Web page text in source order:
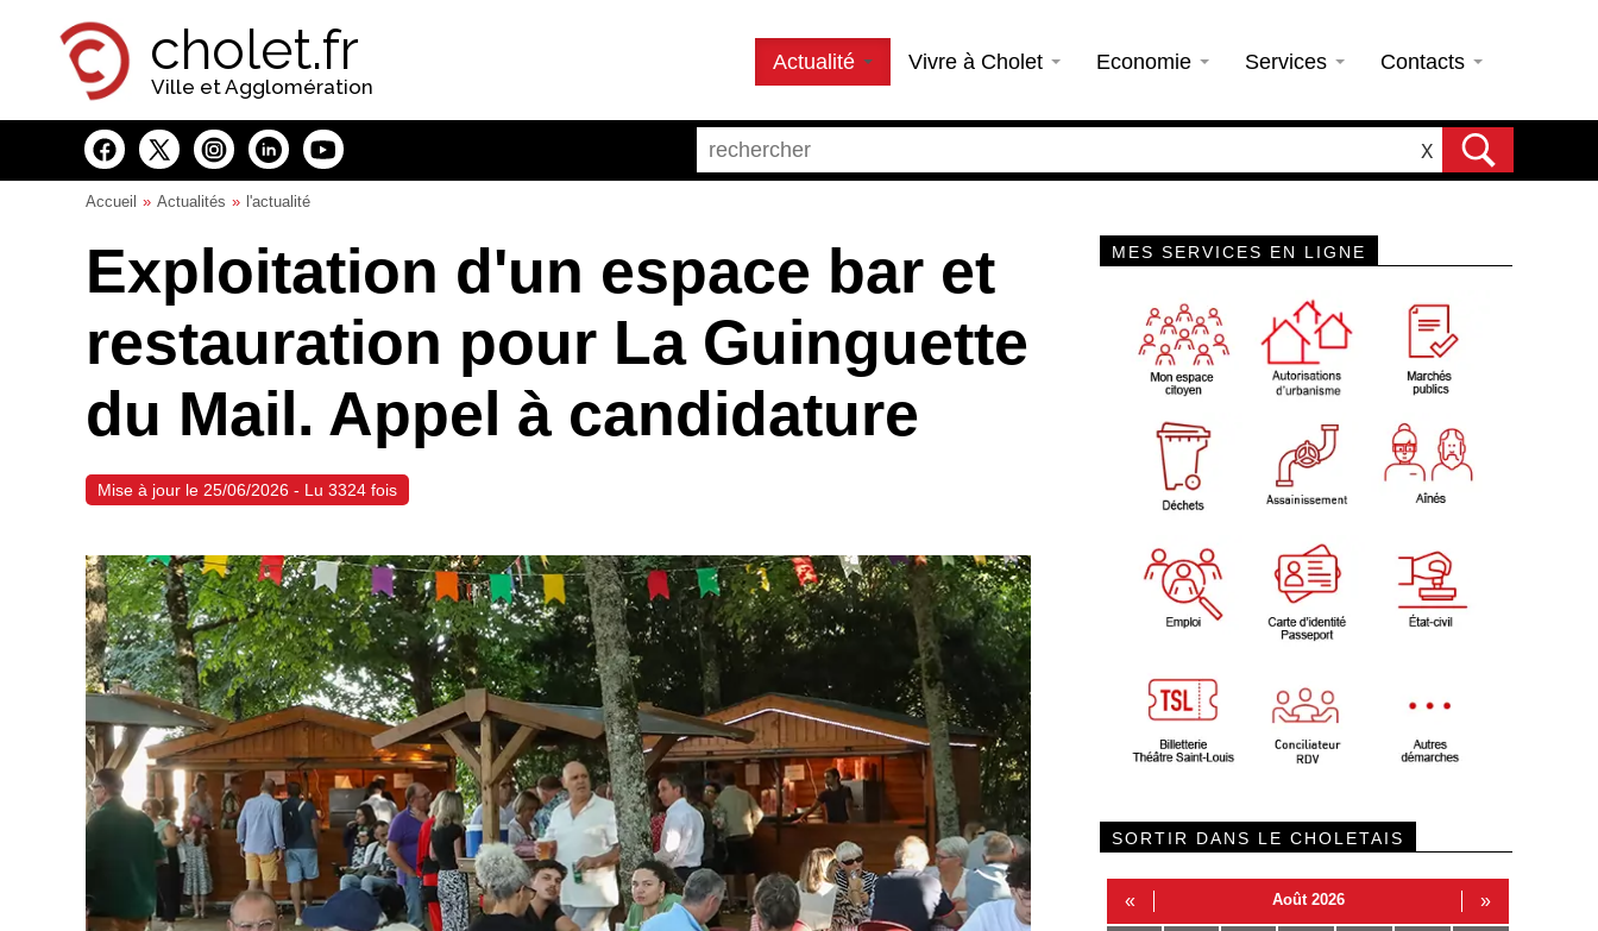
cholet.fr
Ville et Agglomération
Actualité Vivre à Cholet Economie Services Contacts
X
Accueil Actualités l'actualité
Exploitation d'un espace bar et
restauration pour La Guinguette
du Mail. Appel à candidature
Mise à jour le 25/06/2026 - Lu 3324 fois
MES SERVICES EN LIGNE
SORTIR DANS LE CHOLETAIS
« Août 2026 »